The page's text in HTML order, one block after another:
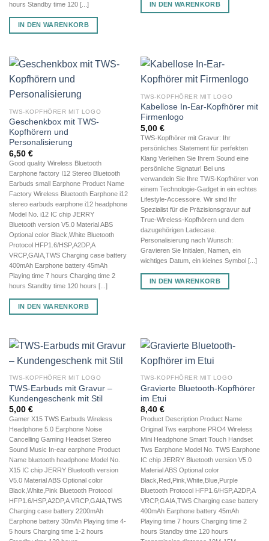
hours Standby time 120 [...]
IN DEN WARENKORB
IN DEN WARENKORB
TWS-KOPFHÖRER MIT LOGO
Geschenkbox mit TWS-
Kopfhörern und
Personalisierung
6,50 €
Good quality Wireless Bluetooth
Earphone factory I12 Stereo Bluetooth
Earbuds small Earphone Product Name
Factory Wireless Bluetooth Earphone i12
stereo earbuds earphone i12 headphone
Model No. i12 IC chip JERRY
Bluetooth version V5.0 Material ABS
Optional color Black,White Bluetooth
Protocol HFP1.6/HSP,A2DP,A
VRCP,GAIA,TWS Charging case battery
400mAh Earphone battery 45mAh
Playing time 7 hours Charging time 2
hours Standby time 120 hours [...]
IN DEN WARENKORB
TWS-KOPFHÖRER MIT LOGO
Kabellose In-Ear-Kopfhörer mit
Firmenlogo
5,00 €
TWS-Kopfhörer mit Gravur: Ihr
persönliches Statement für perfekten
Klang Verleihen Sie Ihrem Sound eine
persönliche Signatur! Bei uns
verwandeln Sie Ihre TWS-Kopfhörer von
einem Technologie-Gadget in ein echtes
Lifestyle-Accessoire. Wir sind Ihr
Spezialist für die Präzisionsgravur auf
True-Wireless-Kopfhörern und dem
dazugehörigen Ladecase.
Personalisierung nach Wunsch:
Gravieren Sie Initialen, Namen, ein
wichtiges Datum, ein kleines Symbol [...]
IN DEN WARENKORB
TWS-KOPFHÖRER MIT LOGO
TWS-Earbuds mit Gravur –
Kundengeschenk mit Stil
5,00 €
Gamer X15 TWS Earbuds Wireless
Headphone 5.0 Earphone Noise
Cancelling Gaming Headset Stereo
Sound Music In-ear earphone Product
Name bluetooth headphone Model No.
X15 IC chip JERRY Bluetooth version
V5.0 Material ABS Optional color
Black,White,Pink Bluetooth Protocol
HFP1.6/HSP,A2DP,A VRCP,GAIA,TWS
Charging case battery 2200mAh
Earphone battery 30mAh Playing time 4-
5 hours Charging time 1-2 hours
TWS-KOPFHÖRER MIT LOGO
Gravierte Bluetooth-Kopfhörer
im Etui
8,40 €
Product Description Product Name
Original Tws earphone PRO4 Wireless
Mini Headphone Smart Touch Handset
Tws Earphone Model No. TWS Earphone
IC chip JERRY Bluetooth version V5.0
Material ABS Optional color
Black,Red,Pink,White,Blue,Purple
Bluetooth Protocol HFP1.6/HSP,A2DP,A
VRCP,GAIA,TWS Charging case battery
400mAh Earphone battery 45mAh
Playing time 7 hours Charging time 2
hours Standby time 120 hours